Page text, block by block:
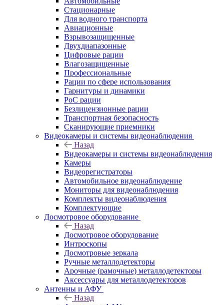
Стационарные
Для водного транспорта
Авиационные
Взрывозащищенные
Двухдиапазонные
Цифровые рации
Влагозащищенные
Профессиональные
Рации по сфере использования
Гарнитуры и динамики
PoC рации
Безлицензионные рации
Транспортная безопасность
Сканирующие приемники
Видеокамеры и системы видеонаблюдения
Назад
Видеокамеры и системы видеонаблюдения
Камеры
Видеорегистраторы
Автомобильное видеонаблюдение
Мониторы для видеонаблюдения
Комплекты видеонаблюдения
Комплектующие
Досмотровое оборудование
Назад
Досмотровое оборудование
Интроскопы
Досмотровые зеркала
Ручные металлодетекторы
Арочные (рамочные) металлодетекторы
Аксессуары для металлодетекторов
Антенны и АФУ
Назад